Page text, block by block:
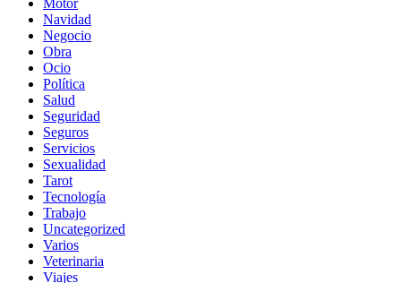
Navidad
Negocio
Obra
Ocio
Política
Salud
Seguridad
Seguros
Servicios
Sexualidad
Tarot
Tecnología
Trabajo
Uncategorized
Varios
Veterinaria
Viajes